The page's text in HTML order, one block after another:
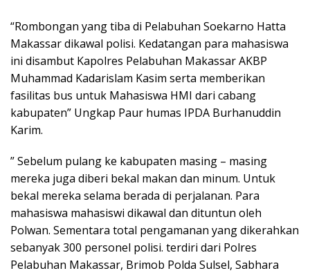
“Rombongan yang tiba di Pelabuhan Soekarno Hatta
Makassar dikawal polisi. Kedatangan para mahasiswa
ini disambut Kapolres Pelabuhan Makassar AKBP
Muhammad Kadarislam Kasim serta memberikan
fasilitas bus untuk Mahasiswa HMI dari cabang
kabupaten” Ungkap Paur humas IPDA Burhanuddin
Karim.
” Sebelum pulang ke kabupaten masing – masing
mereka juga diberi bekal makan dan minum. Untuk
bekal mereka selama berada di perjalanan. Para
mahasiswa mahasiswi dikawal dan dituntun oleh
Polwan. Sementara total pengamanan yang dikerahkan
sebanyak 300 personel polisi. terdiri dari Polres
Pelabuhan Makassar, Brimob Polda Sulsel, Sabhara